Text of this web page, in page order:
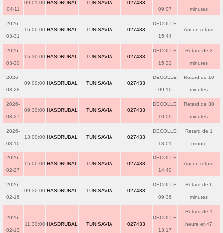
04-11
09:01:00 HASDRUBAL TUNISAVIA 027433
09:07 minutes
2026-
03-31
16:00:00 HASDRUBAL TUNISAVIA 027433
DECOLLE
15:44
Aucun retard
2026-
03-30
15:30:00 HASDRUBAL TUNISAVIA 027433
DECOLLE
15:32
Retard de 2
minutes
2026-
03-28
09:00:00 HASDRUBAL TUNISAVIA 027433
DECOLLE
09:10
Retard de 10
minutes
2026-
03-27
09:30:00 HASDRUBAL TUNISAVIA 027433
DECOLLE
10:00
Retard de 30
minutes
2026-
03-10
13:00:00 HASDRUBAL TUNISAVIA 027433
DECOLLE
13:01
Retard de 1
minute
2026-
02-27
15:00:00 HASDRUBAL TUNISAVIA 027433
DECOLLE
14:40
Aucun retard
2026-
02-16
09:30:00 HASDRUBAL TUNISAVIA 027433
DECOLLE
09:36
Retard de 6
minutes
2026-
02-13
11:30:00 HASDRUBAL TUNISAVIA 027433
DECOLLE
13:17
Retard de 1
heure et 47